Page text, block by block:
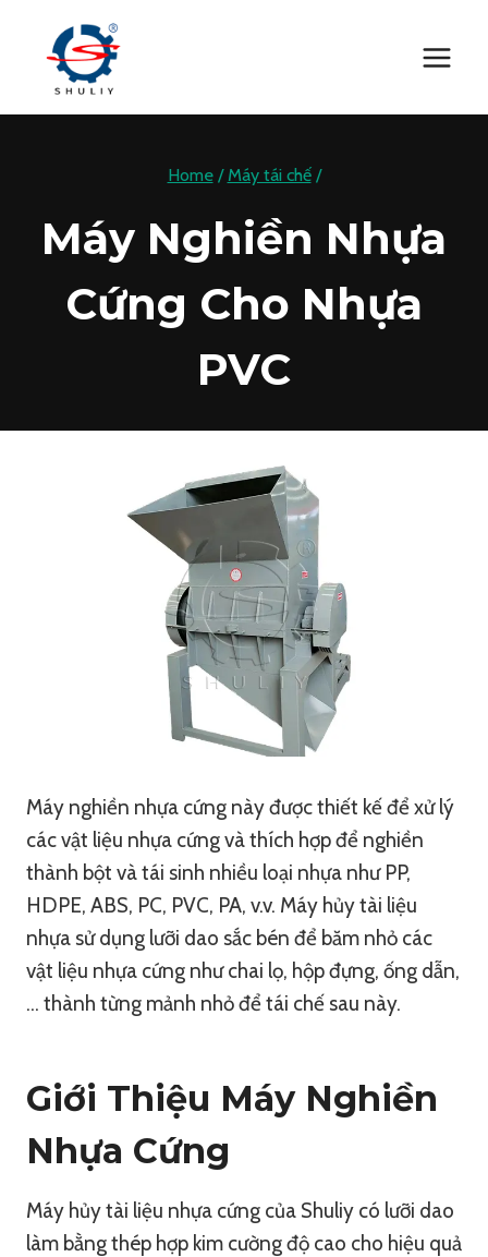
content
Home / Máy tái chế /
Máy Nghiền Nhựa
Cứng Cho Nhựa
PVC
Máy nghiền nhựa cứng này được thiết kế để xử lý
các vật liệu nhựa cứng và thích hợp để nghiền
thành bột và tái sinh nhiều loại nhựa như PP,
HDPE, ABS, PC, PVC, PA, v.v. Máy hủy tài liệu
nhựa sử dụng lưỡi dao sắc bén để băm nhỏ các
vật liệu nhựa cứng như chai lọ, hộp đựng, ống dẫn,
… thành từng mảnh nhỏ để tái chế sau này.
Giới Thiệu Máy Nghiền
Nhựa Cứng
Máy hủy tài liệu nhựa cứng của Shuliy có lưỡi dao
làm bằng thép hợp kim cường độ cao cho hiệu quả